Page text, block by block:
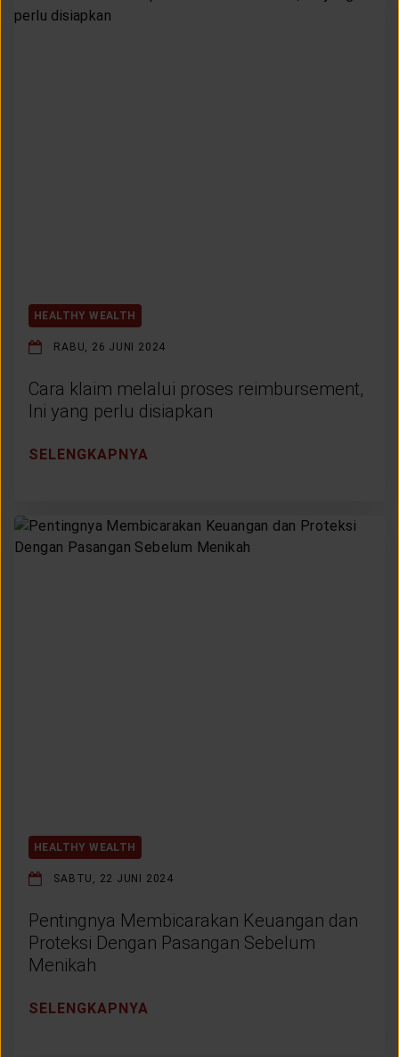
HEALTHY WEALTH
RABU, 26 JUNI 2024
Cara klaim melalui proses reimbursement,
Ini yang perlu disiapkan
SELENGKAPNYA
HEALTHY WEALTH
SABTU, 22 JUNI 2024
Pentingnya Membicarakan Keuangan dan
Proteksi Dengan Pasangan Sebelum
Menikah
SELENGKAPNYA